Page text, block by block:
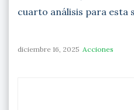
cuarto análisis para esta
diciembre 16, 2025 Acciones